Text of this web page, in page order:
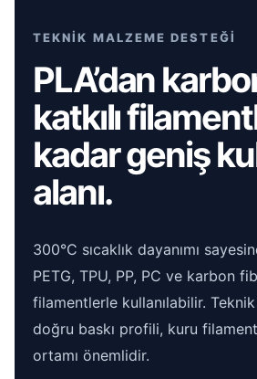
TEKNİK MALZEME DESTEĞİ
PLA’dan
katkılı
kadar geniş
alanı.
300°C sıcaklık dayanımı
PETG, TPU, PP, PC ve karbon
filamentlerle kullanılabilir.
doğru baskı profili, kuru
ortamı önemlidir.